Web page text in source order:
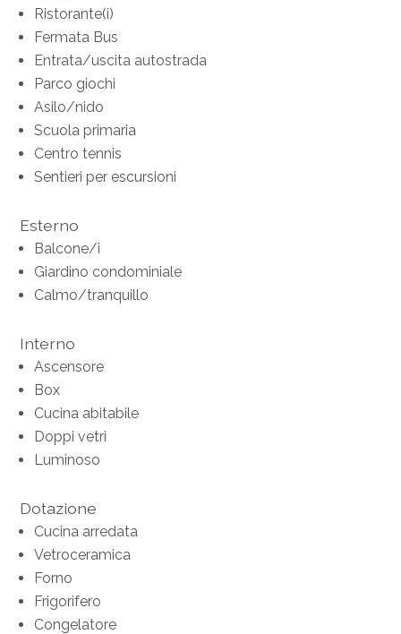
Ristorante(i)
Fermata Bus
Entrata/uscita autostrada
Parco giochi
Asilo/nido
Scuola primaria
Centro tennis
Sentieri per escursioni
Esterno
Balcone/i
Giardino condominiale
Calmo/tranquillo
Interno
Ascensore
Box
Cucina abitabile
Doppi vetri
Luminoso
Dotazione
Cucina arredata
Vetroceramica
Forno
Frigorifero
Congelatore